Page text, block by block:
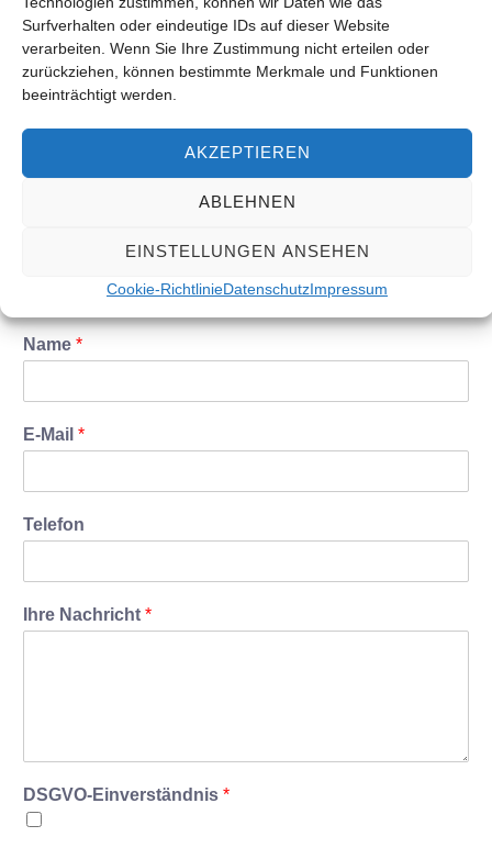
Surfverhalten oder eindeutige IDs auf dieser Website
verarbeiten. Wenn Sie Ihre Zustimmung nicht erteilen oder
zurückziehen, können bestimmte Merkmale und Funktionen
beeinträchtigt werden.
AKZEPTIEREN
ABLEHNEN
EINSTELLUNGEN ANSEHEN
Cookie-RichtlinieDatenschutzImpressum
ohne
Besonderheiten
öldicht
KONTAKTFORMULAR
Jetzt Anfrage stellen
Name *
E-Mail *
Telefon
Ihre Nachricht *
DSGVO-Einverständnis *